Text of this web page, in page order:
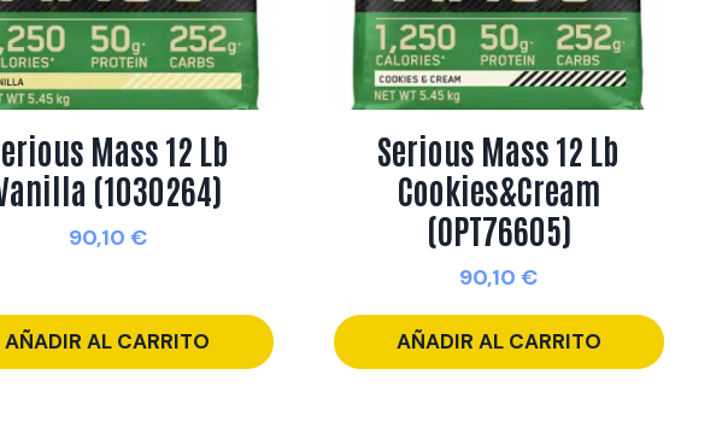
Mass 12 Lb
(1030264)
90,10 €
AÑADIR AL CARRITO
Serious Mass 12 Lb
Cookies&Cream
(OPT76605)
90,10€
AÑADIR AL CARRITO